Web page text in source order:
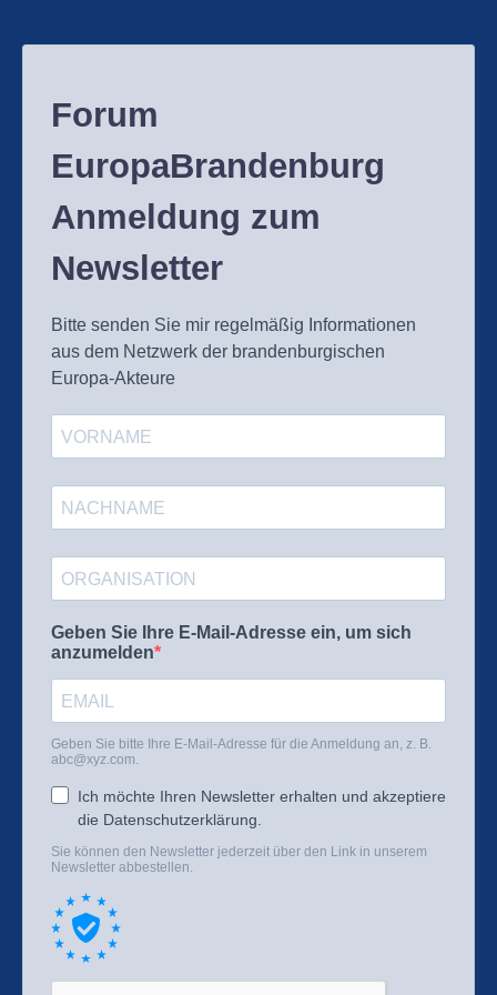
Forum
EuropaBrandenburg
Anmeldung zum
Newsletter
Bitte senden Sie mir regelmäßig Informationen
aus dem Netzwerk der brandenburgischen
Europa-Akteure
Geben Sie Ihre E-Mail-Adresse ein, um sich
anzumelden
Geben Sie bitte Ihre E-Mail-Adresse für die Anmeldung an, z. B.
abc@xyz.com.
Ich möchte Ihren Newsletter erhalten und akzeptiere
die Datenschutzerklärung.
Sie können den Newsletter jederzeit über den Link in unserem
Newsletter abbestellen.